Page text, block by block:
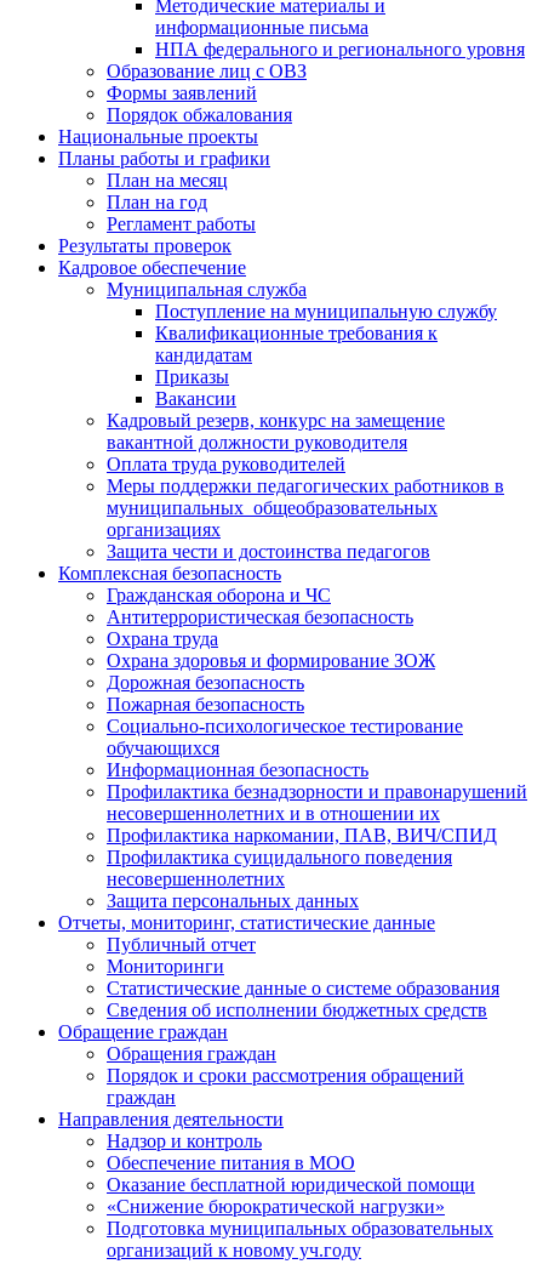
Методические материалы и
информационные письма
НПА федерального и регионального уровня
Образование лиц с ОВЗ
Формы заявлений
Порядок обжалования
Национальные проекты
Планы работы и графики
План на месяц
План на год
Регламент работы
Результаты проверок
Кадровое обеспечение
Муниципальная служба
Поступление на муниципальную службу
Квалификационные требования к
кандидатам
Приказы
Вакансии
Кадровый резерв, конкурс на замещение
вакантной должности руководителя
Оплата труда руководителей
Меры поддержки педагогических работников в
муниципальных общеобразовательных
организациях
Защита чести и достоинства педагогов
Комплексная безопасность
Гражданская оборона и ЧС
Антитеррористическая безопасность
Охрана труда
Охрана здоровья и формирование ЗОЖ
Дорожная безопасность
Пожарная безопасность
Социально-психологическое тестирование
обучающихся
Информационная безопасность
Профилактика безнадзорности и правонарушений
несовершеннолетних и в отношении их
Профилактика наркомании, ПАВ, ВИЧ/СПИД
Профилактика суицидального поведения
несовершеннолетних
Защита персональных данных
Отчеты, мониторинг, статистические данные
Публичный отчет
Мониторинги
Статистические данные о системе образования
Сведения об исполнении бюджетных средств
Обращение граждан
Обращения граждан
Порядок и сроки рассмотрения обращений
граждан
Направления деятельности
Надзор и контроль
Обеспечение питания в МОО
Оказание бесплатной юридической помощи
«Снижение бюрократической нагрузки»
Подготовка муниципальных образовательных
организаций к новому уч.году